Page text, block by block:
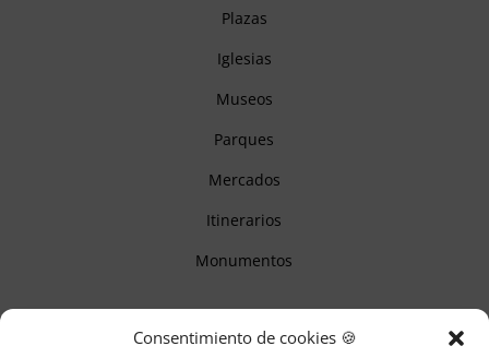
Consentimiento de cookies 🍪
Plazas
Iglesias
Museos
Parques
Mercados
Itinerarios
Monumentos
Descubre Cantabria